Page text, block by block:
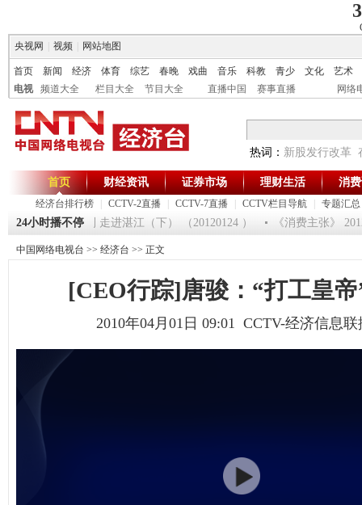
央视网
视频 网站地图
首页 新闻 经济 体育 综艺 春晚 戏曲 音乐 科教 青少 文化
艺术
电视
频道大全 栏目大全 节目大全 直播中国 赛事直播 网络
热词： 新股发行改革
首页
经济台排行榜 CCTV-2直播 CCTV-7直播 CCTV栏目导航 专题汇总
财经资讯 证券市场 理财生活 消
24小时播不停
有道]大集大利 走进湛江（下） （20120124 ） 《消费主张》
中国网络电视台 >> 经济台 >> 正文
[CEO行踪]唐骏：“打工皇
2010年04月01日 09:01 CCTV-经济信息